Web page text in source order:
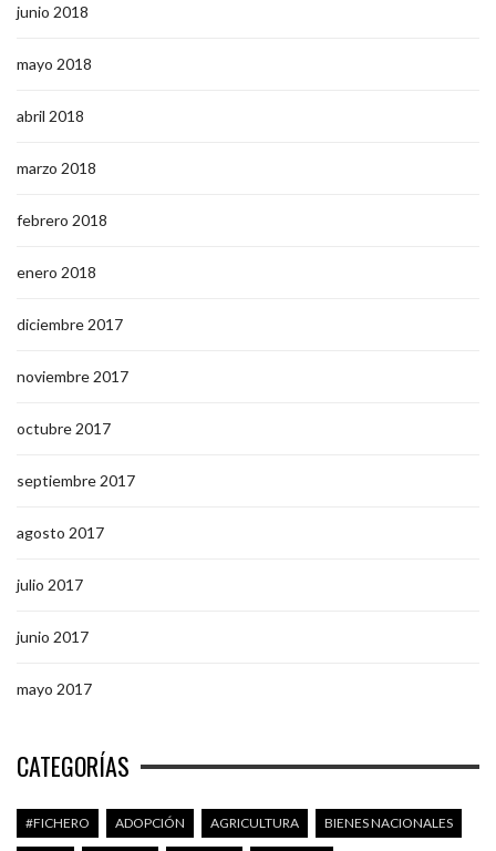
junio 2018
mayo 2018
abril 2018
marzo 2018
febrero 2018
enero 2018
diciembre 2017
noviembre 2017
octubre 2017
septiembre 2017
agosto 2017
julio 2017
junio 2017
mayo 2017
CATEGORÍAS
#FICHERO ADOPCIÓN AGRICULTURA BIENES NACIONALES